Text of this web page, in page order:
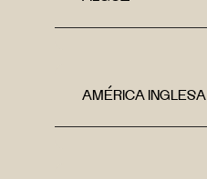
AMÉRICA INGLESA